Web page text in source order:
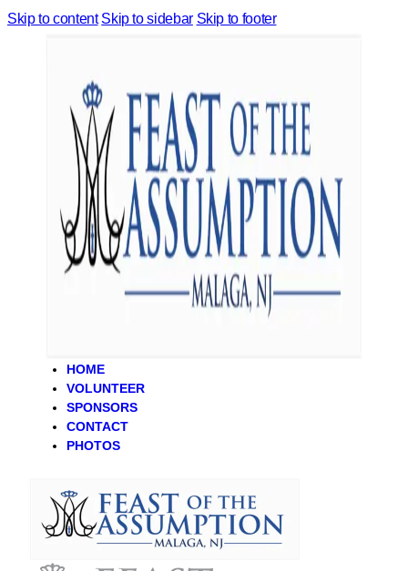
Skip to content Skip to sidebar Skip to footer
HOME
VOLUNTEER
SPONSORS
CONTACT
PHOTOS